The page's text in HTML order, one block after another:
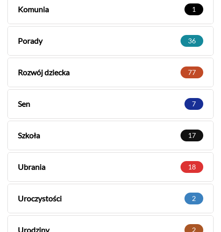
Komunia 1
Porady 36
Rozwój dziecka 77
Sen 7
Szkoła 17
Ubrania 18
Uroczystości 2
Urodziny 2